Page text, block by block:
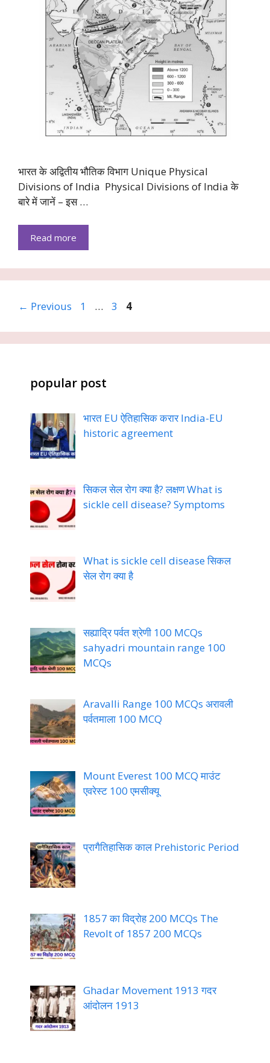
भारत के अद्वितीय भौतिक विभाग Unique Physical
Divisions of India Physical Divisions of India के
बारे में जानें – इस …
Read more
← Previous Page
1 … Page
3 Page
4
popular post
भारत EU ऐतिहासिक करार India-EU
historic agreement
सिकल सेल रोग क्या है? लक्षण What is
sickle cell disease? Symptoms
What is sickle cell disease सिकल
सेल रोग क्या है
सह्याद्रि पर्वत श्रेणी 100 MCQs
sahyadri mountain range 100
MCQs
Aravalli Range 100 MCQs अरावली
पर्वतमाला 100 MCQ
Mount Everest 100 MCQ माउंट
एवरेस्ट 100 एमसीक्यू
प्रागैतिहासिक काल Prehistoric Period
1857 का विद्रोह 200 MCQs The
Revolt of 1857 200 MCQs
Ghadar Movement 1913 गदर
आंदोलन 1913